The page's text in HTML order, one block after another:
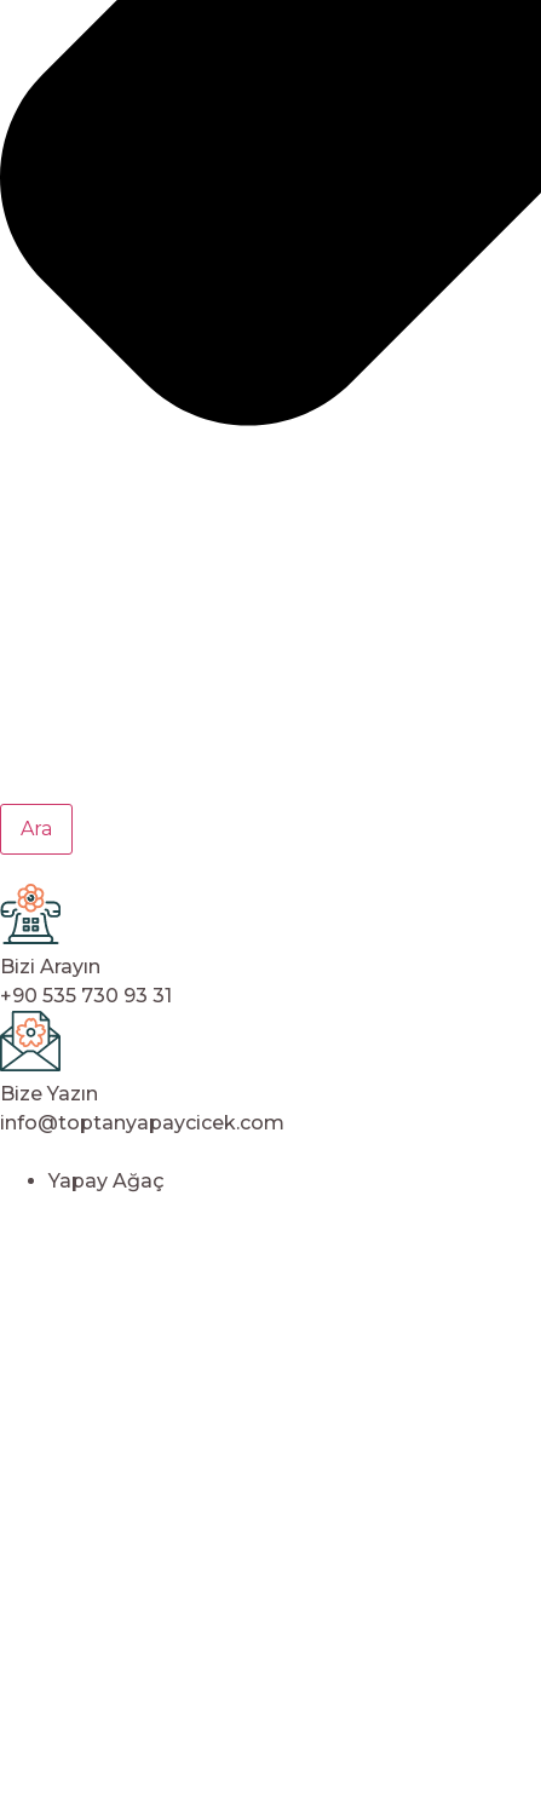
Ara
Bizi Arayın
+90 535 730 93 31
Bize Yazın
info@toptanyapaycicek.com
Yapay Ağaç